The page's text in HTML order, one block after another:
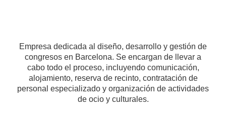
Empresa dedicada al diseño, desarrollo y gestión de
congresos en Barcelona. Se encargan de llevar a
cabo todo el proceso, incluyendo comunicación,
alojamiento, reserva de recinto, contratación de
personal especializado y organización de actividades
de ocio y culturales.